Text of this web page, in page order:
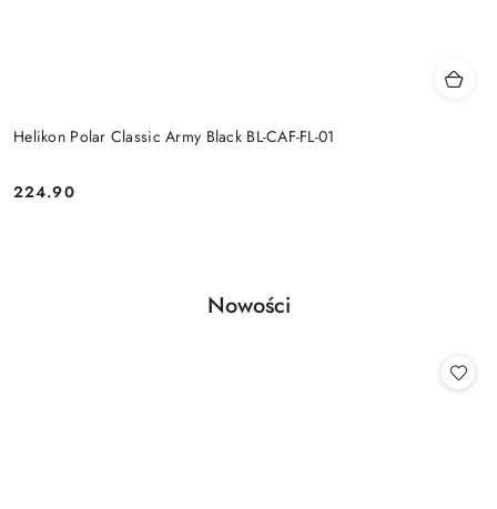
Helikon Polar Classic Army Black BL-CAF-FL-01
Cena:
224.90
Pomiń karuzelę produktów
Produkty
Nowości